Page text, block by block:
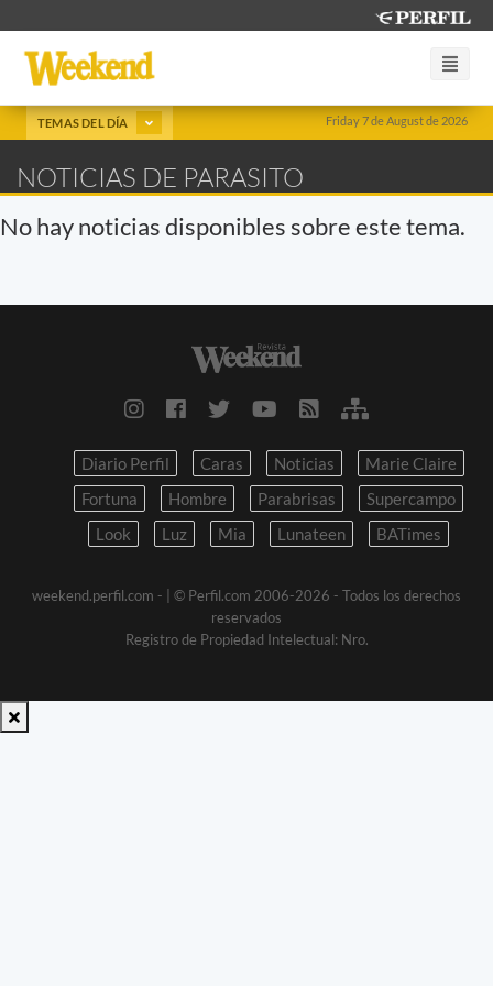
Friday 7 de August de 2026
TEMAS DEL DÍA
NOTICIAS DE PARASITO
No hay noticias disponibles sobre este tema.
Diario Perfil Caras Noticias
Marie Claire
Fortuna
Hombre Parabrisas
Supercampo
Look
Luz Mia Lunateen BATimes
weekend.perfil.com -
| © Perfil.com 2006-2026 - Todos los derechos
reservados
Registro de Propiedad Intelectual: Nro.